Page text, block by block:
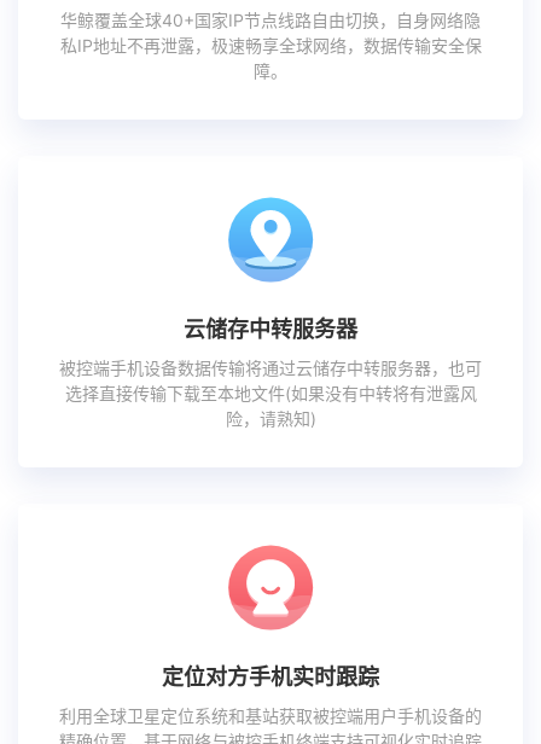
华鲸覆盖全球40+国家IP节点线路自由切换，自身网络隐
私IP地址不再泄露，极速畅享全球网络，数据传输安全保
障。
云储存中转服务器
被控端手机设备数据传输将通过云储存中转服务器，也可
选择直接传输下载至本地文件(如果没有中转将有泄露风
险，请熟知)
定位对方手机实时跟踪
利用全球卫星定位系统和基站获取被控端用户手机设备的